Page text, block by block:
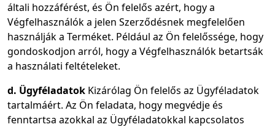
általi hozzáférést, és Ön felelős azért, hogy a
Végfelhasználók a jelen Szerződésnek megfelelően
használják a Terméket. Például az Ön felelőssége, hogy
gondoskodjon arról, hogy a Végfelhasználók betartsák
a használati feltételeket.
d. Ügyféladatok Kizárólag Ön felelős az Ügyféladatok
tartalmáért. Az Ön feladata, hogy megvédje és
fenntartsa azokkal az Ügyféladatokkal kapcsolatos